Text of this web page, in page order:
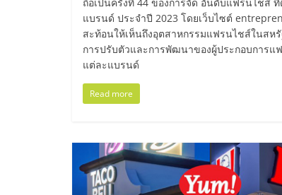
พร้อม
ทำเล
เปิด
แบรนด์ ประจำปี 2023 โดยเว็บไซต์
สะท้อนให้เห็นถึงอุตสาหกรรมแฟรนไชส์ในสหรั
การปรับตัวและการพัฒนาของผู้ประกอบการแ
แต่ละแบรนด์
Read more